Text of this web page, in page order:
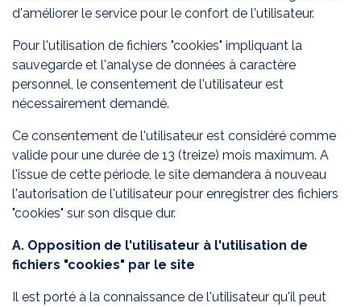
d'améliorer le service pour le confort de l'utilisateur.
Pour l'utilisation de fichiers "cookies" impliquant la
sauvegarde et l'analyse de données à caractère
personnel, le consentement de l'utilisateur est
nécessairement demandé.
Ce consentement de l'utilisateur est considéré comme
valide pour une durée de 13 (treize) mois maximum. A
l'issue de cette période, le site demandera à nouveau
l'autorisation de l'utilisateur pour enregistrer des fichiers
"cookies" sur son disque dur.
A. Opposition de l'utilisateur à l'utilisation de
fichiers "cookies" par le site
Il est porté à la connaissance de l'utilisateur qu'il peut